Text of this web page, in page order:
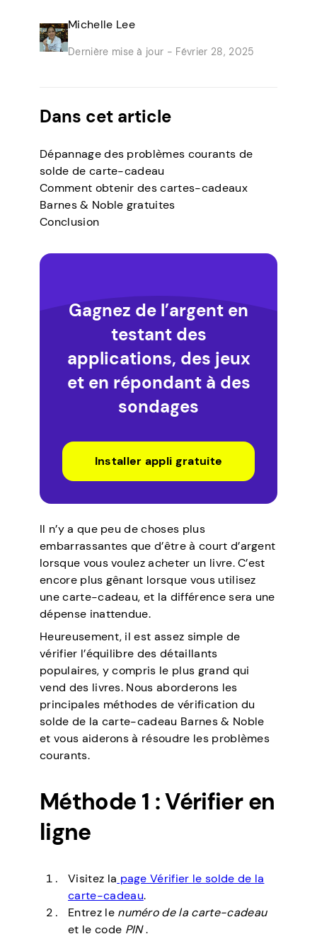
Michelle Lee
Dernière mise à jour - Février 28, 2025
Dans cet article
Dépannage des problèmes courants de
solde de carte-cadeau
Comment obtenir des cartes-cadeaux
Barnes & Noble gratuites
Conclusion
Gagnez de l’argent en
testant des
applications, des jeux
et en répondant à des
sondages
Installer appli gratuite
Il n’y a que peu de choses plus
embarrassantes que d’être à court d’argent
lorsque vous voulez acheter un livre. C’est
encore plus gênant lorsque vous utilisez
une carte-cadeau, et la différence sera une
dépense inattendue.
Heureusement, il est assez simple de
vérifier l’équilibre des détaillants
populaires, y compris le plus grand qui
vend des livres. Nous aborderons les
principales méthodes de vérification du
solde de la carte-cadeau Barnes & Noble
et vous aiderons à résoudre les problèmes
courants.
Méthode 1 : Vérifier en
ligne
Visitez la page Vérifier le solde de la
carte-cadeau.
Entrez le numéro de la carte-cadeau
et le code PIN.